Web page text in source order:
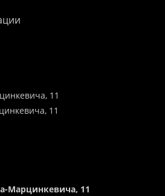
11
11
Марцинкевича, 11